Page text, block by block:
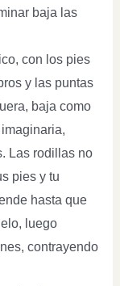
baja las
con los pies
y las puntas
baja como
Las rodillas no
pies y tu
hasta que
luego
contrayendo